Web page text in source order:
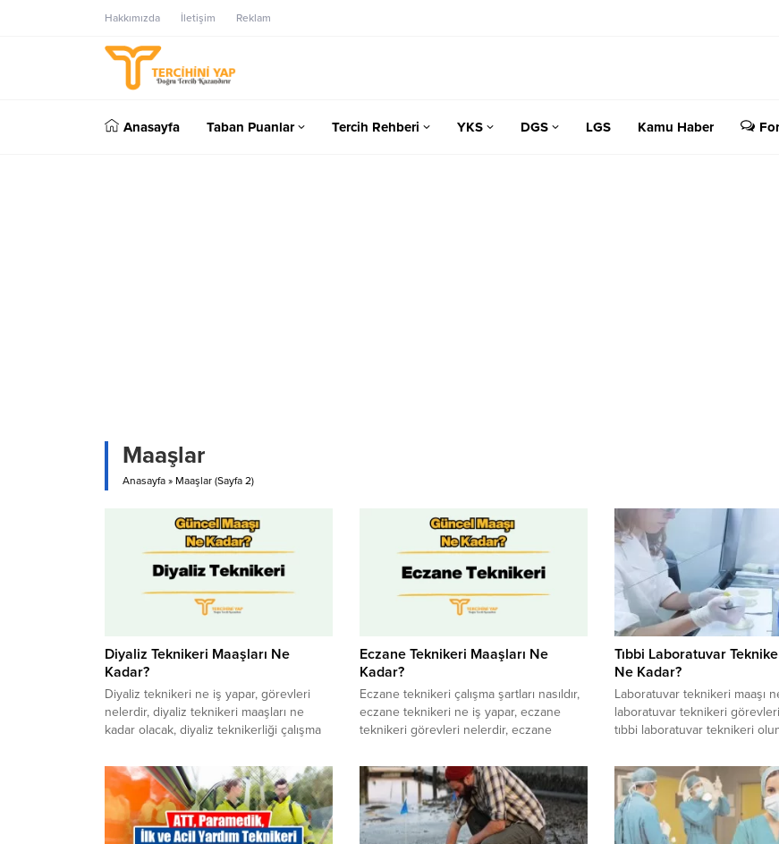
Hakkımızda İletişim Reklam
Anasayfa Taban Puanlar Tercih Rehberi YKS DGS LGS Kamu Haber
Maaşlar
Anasayfa » Maaşlar (Sayfa 2)
Diyaliz Teknikeri Maaşları Ne
Kadar?
​​​​​​​Diyaliz teknikeri ne iş yapar, görevleri
nelerdir, diyaliz teknikeri maaşları ne
kadar olacak, diyaliz teknikerliği çalışma
maaşı ne kadardır, diyaliz teknikeri kimler
olabilir gibi soruların cevaplarını yazımız
içinde bulabilirsiniz.
Eczane Teknikeri Maaşları Ne
Kadar?
​​​​​​​Eczane teknikeri çalışma şartları nasıldır,
eczane teknikeri ne iş yapar, eczane
teknikeri görevleri nelerdir, eczane
gerekir, eczane teknikeri maaşları
devlette ve özel sektörde ne kadar
olmuştur gibi soruların cevaplarına
yazımızdan erişebilirsiniz.
Tıbbi Laboratuvar
Ne Kadar?
​​​​​​​Laboratuvar teknikeri maaşı
laboratuvar teknikeri
tıbbi laboratuvar teknikeri
nasıldır, özel sektörde tıbbi
teknikeri maaşı ne kadardır
sorularına yazımız içinden
bulabilirsiniz.